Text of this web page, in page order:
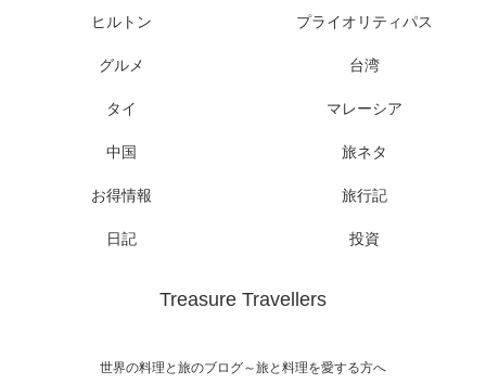
Treasure Travellers
世界の料理と旅のブログ～旅と料理を愛する方へ
ヒルトン プライオリティパス
グルメ 台湾
タイ マレーシア
中国 旅ネタ
お得情報 旅行記
日記 投資